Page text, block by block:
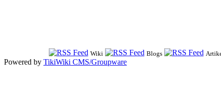
Wiki Blogs
Powered by TikiWiki CMS/Groupware